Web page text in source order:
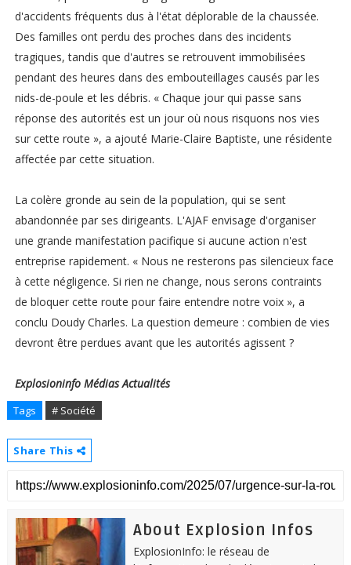
d'accidents fréquents dus à l'état déplorable de la chaussée.
Des familles ont perdu des proches dans des incidents
tragiques, tandis que d'autres se retrouvent immobilisées
pendant des heures dans des embouteillages causés par les
nids-de-poule et les débris. « Chaque jour qui passe sans
réponse des autorités est un jour où nous risquons nos vies
sur cette route », a ajouté Marie-Claire Baptiste, une résidente
affectée par cette situation.
La colère gronde au sein de la population, qui se sent
abandonnée par ses dirigeants. L'AJAF envisage d'organiser
une grande manifestation pacifique si aucune action n'est
entreprise rapidement. « Nous ne resterons pas silencieux face
à cette négligence. Si rien ne change, nous serons contraints
de bloquer cette route pour faire entendre notre voix », a
conclu Doudy Charles. La question demeure : combien de vies
devront être perdues avant que les autorités agissent ?
Explosioninfo Médias Actualités
Tags # Société
Share This
About Explosion Infos
ExplosionInfo: le réseau de